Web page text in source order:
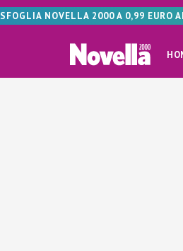
SFOGLIA NOVELLA 2000 A 0,99 EURO